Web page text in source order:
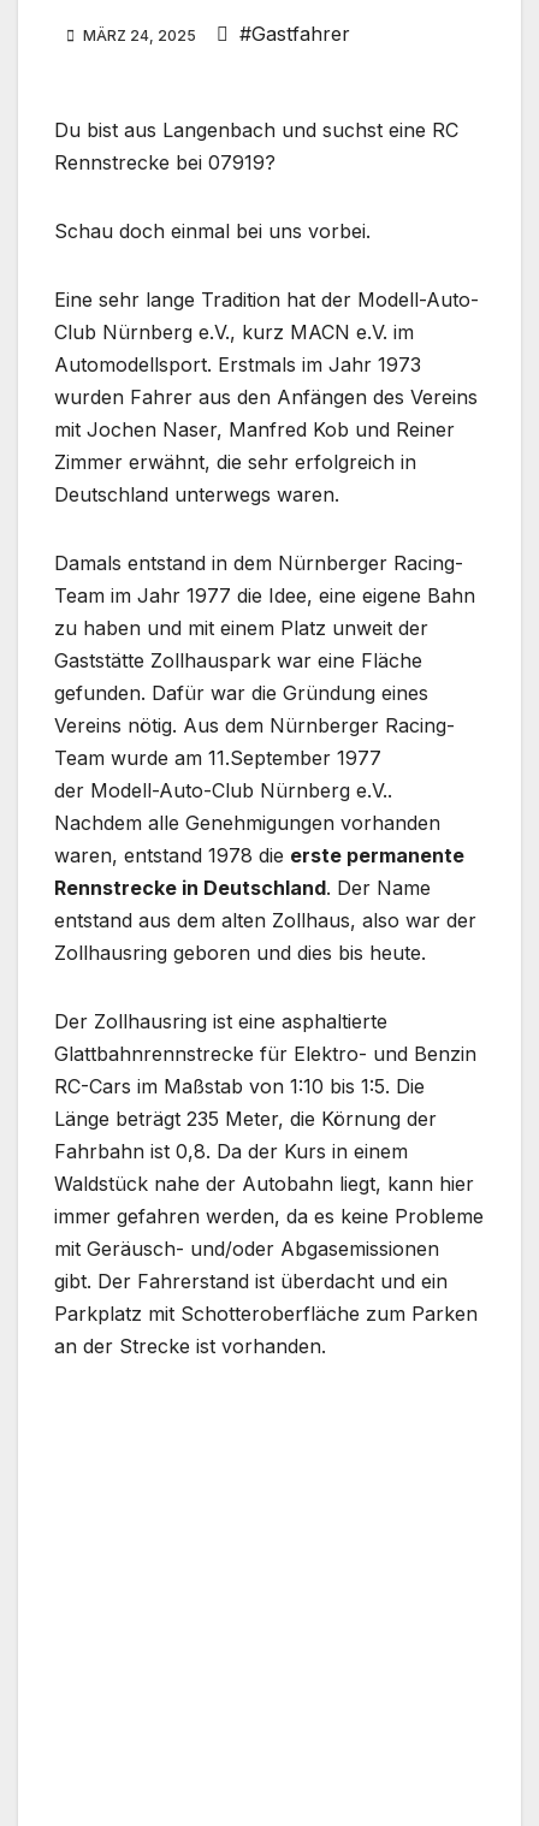
MÄRZ 24, 2025 #Gastfahrer
Du bist aus Langenbach und suchst eine RC
Rennstrecke bei 07919?
Schau doch einmal bei uns vorbei.
Eine sehr lange Tradition hat der Modell-Auto-
Club Nürnberg e.V., kurz MACN e.V. im
Automodellsport. Erstmals im Jahr 1973
wurden Fahrer aus den Anfängen des Vereins
mit Jochen Naser, Manfred Kob und Reiner
Zimmer erwähnt, die sehr erfolgreich in
Deutschland unterwegs waren.
Damals entstand in dem Nürnberger Racing-
Team im Jahr 1977 die Idee, eine eigene Bahn
zu haben und mit einem Platz unweit der
Gaststätte Zollhauspark war eine Fläche
gefunden. Dafür war die Gründung eines
Vereins nötig. Aus dem Nürnberger Racing-
Team wurde am 11.September 1977
der Modell-Auto-Club Nürnberg e.V..
Nachdem alle Genehmigungen vorhanden
waren, entstand 1978 die erste permanente
Rennstrecke in Deutschland. Der Name
entstand aus dem alten Zollhaus, also war der
Zollhausring geboren und dies bis heute.
Der Zollhausring ist eine asphaltierte
Glattbahnrennstrecke für Elektro- und Benzin
RC-Cars im Maßstab von 1:10 bis 1:5. Die
Länge beträgt 235 Meter, die Körnung der
Fahrbahn ist 0,8. Da der Kurs in einem
Waldstück nahe der Autobahn liegt, kann hier
immer gefahren werden, da es keine Probleme
mit Geräusch- und/oder Abgasemissionen
gibt. Der Fahrerstand ist überdacht und ein
Parkplatz mit Schotteroberfläche zum Parken
an der Strecke ist vorhanden.